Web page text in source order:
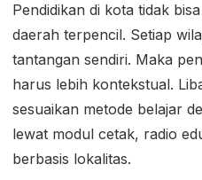
Pendidikan di kota tidak
daerah terpencil. Setiap
tantangan sendiri. Maka
harus lebih kontekstual.
sesuaikan metode belajar
lewat modul cetak, radio
berbasis lokalitas.